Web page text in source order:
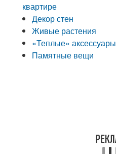
квартире
Декор стен
Живые растения
«Теплые» аксессуары
Памятные вещи